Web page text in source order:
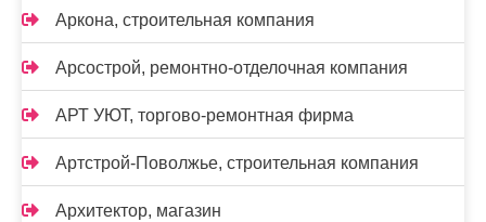
Аркона, строительная компания
Арсострой, ремонтно-отделочная компания
АРТ УЮТ, торгово-ремонтная фирма
Артстрой-Поволжье, строительная компания
Архитектор, магазин